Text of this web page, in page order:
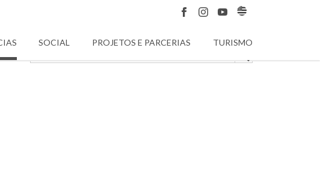
SOCIAL PROJETOS E PARCERIAS TURISMO